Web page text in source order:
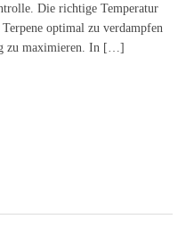
Die richtige Temperatur
optimal zu verdampfen
zu maximieren. In […]